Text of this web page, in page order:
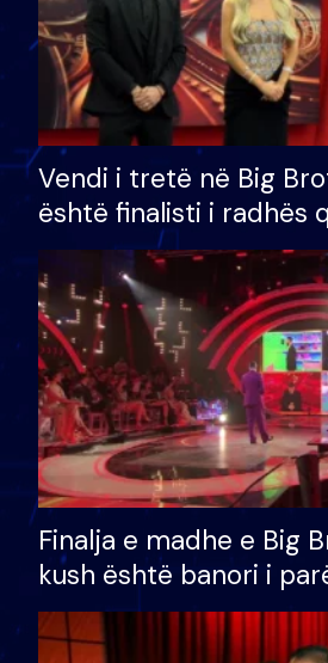
Vendi i tretë në Big
është finalisti i radhës
Finalja e madhe e Big
kush është banori i
shtëpinë dhe humb
të fituar çmimin e